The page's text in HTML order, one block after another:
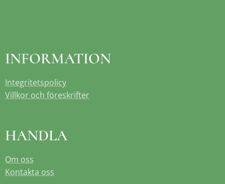
INFORMATION
Integritetspolicy
Villkor och föreskrifter
HANDLA
Om oss
Kontakta oss